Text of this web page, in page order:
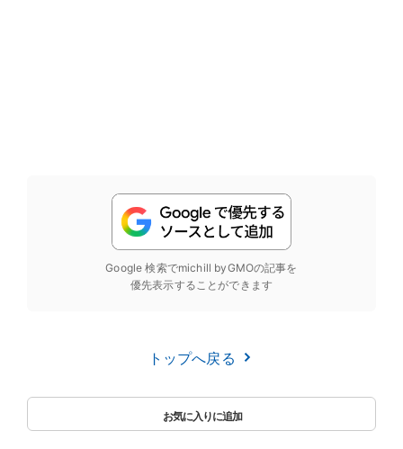
Google 検索でmichill byGMOの記事を
優先表示することができます
トップへ戻る